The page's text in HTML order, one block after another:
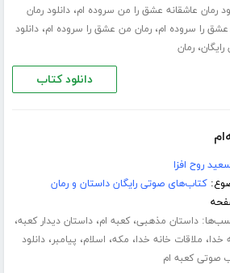
رمان عاشقانه عشق را من سروده ام،دانلود رمان
را سروده ام،رمان من عشق را سروده ام،دانلود
رایگان،رمان
دانلود کتاب
روح افزا
کتاب‌های صوتی رایگان داستان و رمان
داستان مذهبی،کعبه ام،داستان دیدار کعبه،
خدا، ملاقات خانه خدا، مکه، اسلام، پیامبر،دانلود
صوتی کعبه ام